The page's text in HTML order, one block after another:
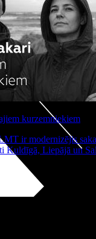
un tarifi ārzemēs
Kartes iespējas
nopirkt
kļūt par LMT klientu
tehnoloģija
kurzemniekiem
ir modernizējis
Kuldīgā, Liepājā un